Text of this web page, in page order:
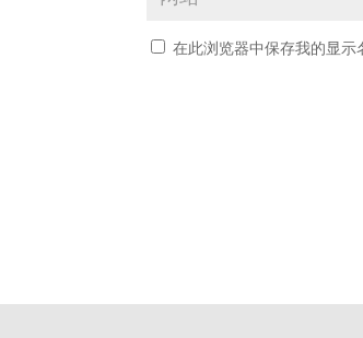
在此浏览器中保存我的显示